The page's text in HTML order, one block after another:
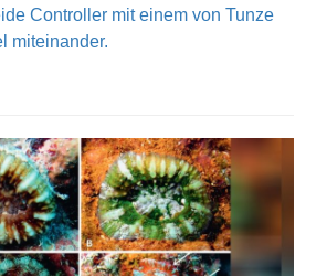
Controller mit einem von Tunze
miteinander.